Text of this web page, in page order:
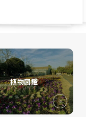
植物図鑑